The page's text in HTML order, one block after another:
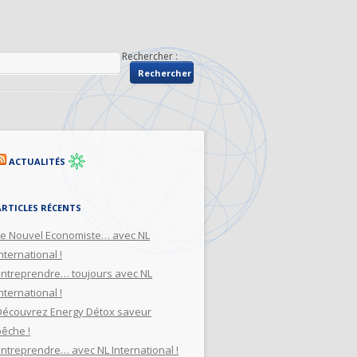
Rechercher :
ACTUALITÉS
RÉCENTS
Nouvel Economiste… avec NL
!
toujours avec NL
!
Energy Détox saveur
!
avec NL International !